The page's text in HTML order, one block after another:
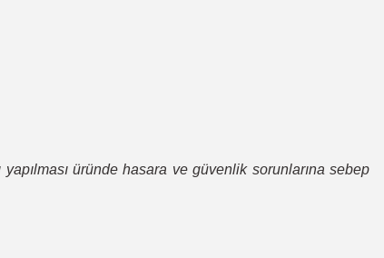
üründe hasara ve güvenlik sorunlarına sebep